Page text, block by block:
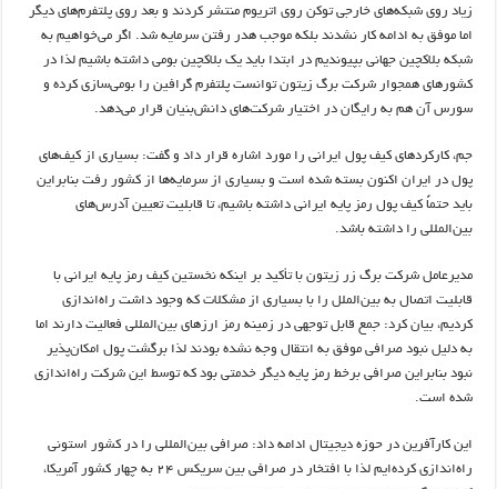
زیاد روی شبکه‌های خارجی توکن روی اتریوم منتشر کردند و بعد روی پلتفرم‌های دیگر
اما موفق به ادامه کار نشدند بلکه موجب هدر رفتن سرمایه شد. اگر می‌خواهیم به
شبکه بلاکچین جهانی بپیوندیم در ابتدا باید یک بلاکچین بومی داشته باشیم لذا در
کشورهای همجوار شرکت برگ زیتون توانست پلتفرم گرافین را بومی‌سازی کرده و
سورس آن هم به رایگان در اختیار شرکت‌های دانش‌بنیان قرار می‌دهد.
جم، کارکردهای کیف پول ایرانی را مورد اشاره قرار داد و گفت: بسیاری از کیف‌های
پول در ایران اکنون بسته شده است و بسیاری از سرمایه‌ها از کشور رفت بنابراین
باید حتماً کیف پول رمز پایه ایرانی داشته باشیم، تا قابلیت تعیین آدرس‌های
بین‌المللی را داشته باشد.
مدیرعامل شرکت برگ زر زیتون با تأکید بر اینکه نخستین کیف رمز پایه ایرانی با
قابلیت اتصال به بین‌الملل را با بسیاری از مشکلات که وجود داشت راه‌اندازی
کردیم، بیان کرد: جمع قابل توجهی در زمینه رمز ارزهای بین‌المللی فعالیت دارند اما
به دلیل نبود صرافی موفق به انتقال وجه نشده بودند لذا برگشت پول امکان‌پذیر
نبود بنابراین صرافی برخط رمز پایه دیگر خدمتی بود که توسط این شرکت راه‌اندازی
شده است.
این کارآفرین در حوزه دیجیتال ادامه داد: صرافی بین‌المللی را در کشور استونی
راه‌اندازی کرده‌ایم لذا با افتخار در صرافی بین سریکس ۲۴ به چهار کشور آمریکا،